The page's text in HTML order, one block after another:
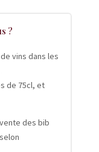
?
vins dans les
de 75cl, et
des bib